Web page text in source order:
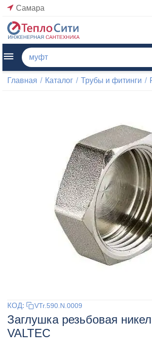
Самара
Главная / Каталог / Трубы и фитинги /
КОД: VTr.590.N.0009
Заглушка резьбовая
VALTEC